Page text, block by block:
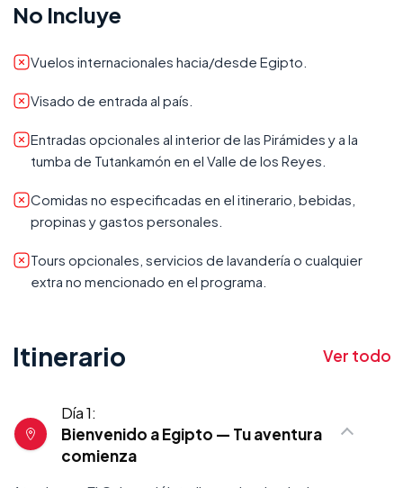
No Incluye
Vuelos internacionales hacia/desde Egipto.
Visado de entrada al país.
Entradas opcionales al interior de las Pirámides y a la
tumba de Tutankamón en el Valle de los Reyes.
Comidas no especificadas en el itinerario, bebidas,
propinas y gastos personales.
Tours opcionales, servicios de lavandería o cualquier
extra no mencionado en el programa.
Itinerario Ver todo
Día 1:
Bienvenido a Egipto — Tu aventura
comienza